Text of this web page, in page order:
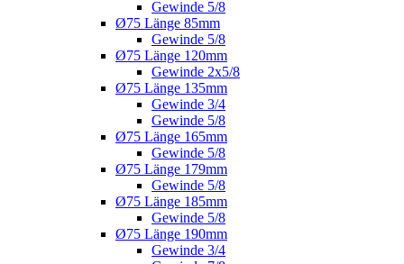
Gewinde 5/8
Ø75 Länge 85mm
Gewinde 5/8
Ø75 Länge 120mm
Gewinde 2x5/8
Ø75 Länge 135mm
Gewinde 3/4
Gewinde 5/8
Ø75 Länge 165mm
Gewinde 5/8
Ø75 Länge 179mm
Gewinde 5/8
Ø75 Länge 185mm
Gewinde 5/8
Ø75 Länge 190mm
Gewinde 3/4